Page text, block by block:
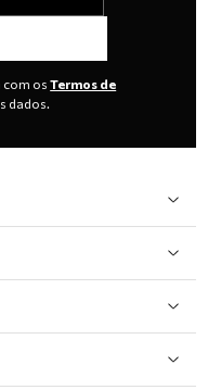
com osTermos de
dados.